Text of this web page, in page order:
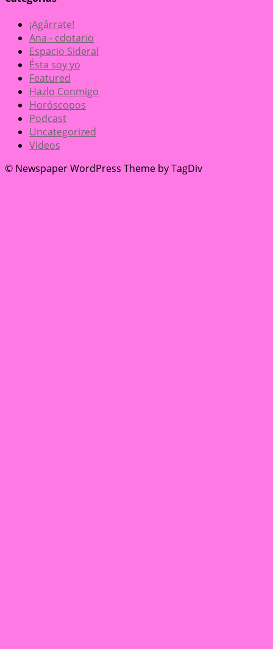
¡Agárrate!
Ana - cdotario
Espacio Sideral
Ésta soy yo
Featured
Hazlo Conmigo
Horóscopos
Podcast
Uncategorized
Videos
© Newspaper WordPress Theme by TagDiv